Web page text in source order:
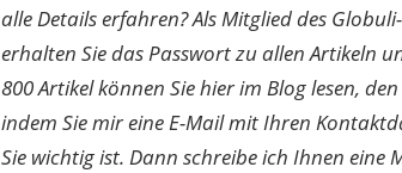
alle Details erfahren? Als Mitglied des
erhalten Sie das Passwort zu allen Artikeln
800 Artikel können Sie hier im Blog lesen,
indem Sie mir eine E-Mail mit Ihren
Sie wichtig ist. Dann schreibe ich Ihnen